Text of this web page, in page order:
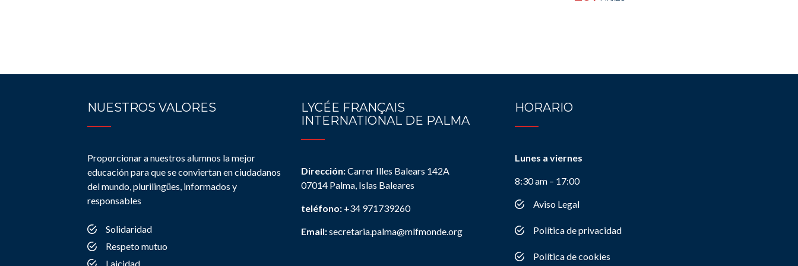
NUESTROS VALORES
Proporcionar a nuestros alumnos la mejor
educación para que se conviertan en ciudadanos
del mundo, plurilingües, informados y
responsables
Solidaridad
Respeto mutuo
Laicidad
LYCÉE FRANÇAIS
INTERNATIONAL DE PALMA
Dirección:Carrer Illes Balears 142A
07014 Palma, Islas Baleares
teléfono: +34 971739260
Email:secretaria.palma@mlfmonde.org
HORARIO
Lunes a viernes
8:30 am – 17:00
Aviso Legal
Política de privacidad
Política de cookies